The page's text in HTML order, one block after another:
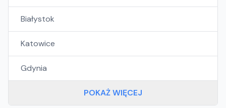
Białystok
Katowice
Gdynia
POKAŻ WIĘCEJ